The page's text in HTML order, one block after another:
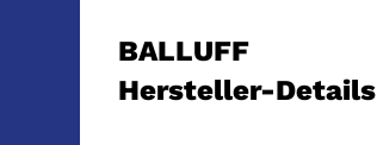
BALLUFF
Hersteller-Details